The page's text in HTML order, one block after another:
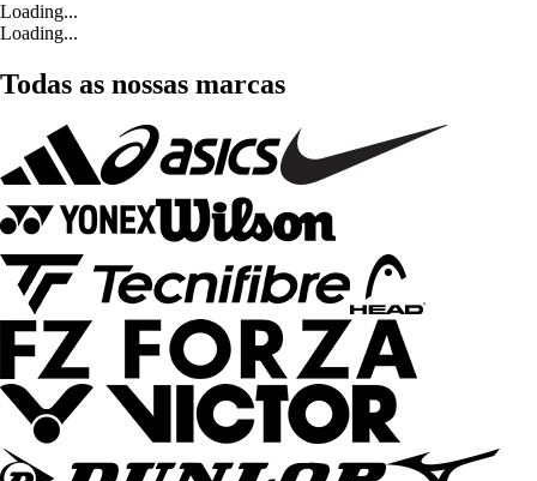
Loading...
Loading...
Todas as nossas marcas